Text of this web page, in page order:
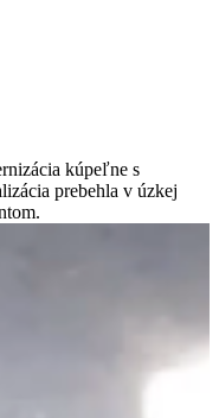
kúpeľne s
prebehla v úzkej